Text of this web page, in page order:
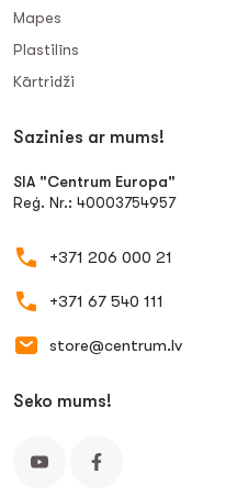
Mapes
Plastilīns
Kārtridži
Sazinies ar mums!
SIA "Centrum Europa"
Reģ. Nr.: 40003754957
+371 206 000 21
+371 67 540 111
store@centrum.lv
Seko mums!